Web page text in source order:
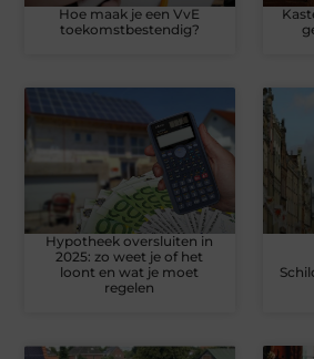
Hoe maak je een VvE
toekomstbestendig?
Hypotheek oversluiten in
2025: zo weet je of het
loont en wat je moet
regelen